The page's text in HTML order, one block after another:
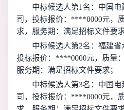
中标候选人第1名： 中国
司 ，投标报价： ****0000元，
求，服务期：满足招标文件要求
中标候选人第2名： 福建省
投标报价： ****0000元，质量
服务期：满足招标文件要求；
中标候选人第3名： 中国
司 ，投标报价： ****0000元，